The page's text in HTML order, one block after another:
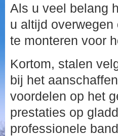
Als u veel belang
u altijd
te monteren voor
Kortom, stalen
bij het
voordelen op het
prestaties op
professionele